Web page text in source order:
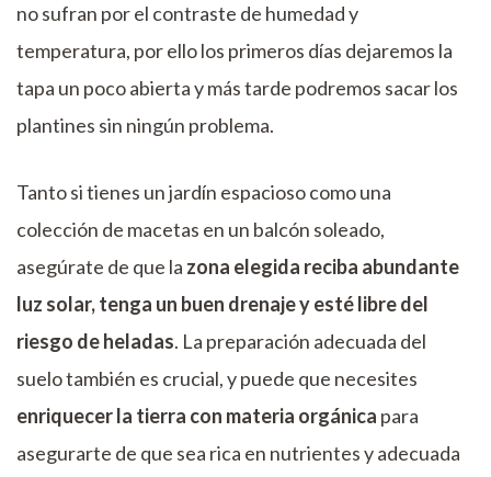
no sufran por el contraste de humedad y
temperatura, por ello los primeros días dejaremos la
tapa un poco abierta y más tarde podremos sacar los
plantines sin ningún problema.
Tanto si tienes un jardín espacioso como una
colección de macetas en un balcón soleado,
asegúrate de que la zona elegida reciba abundante
luz solar, tenga un buen drenaje y esté libre del
riesgo de heladas. La preparación adecuada del
suelo también es crucial, y puede que necesites
enriquecer la tierra con materia orgánica para
asegurarte de que sea rica en nutrientes y adecuada